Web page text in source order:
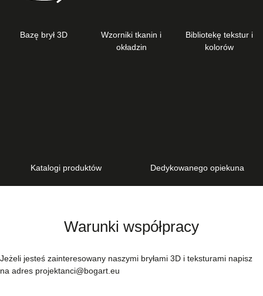
Bazę brył 3D
Wzorniki tkanin i
okładzin
Bibliotekę tekstur i
kolorów
Katalogi produktów Dedykowanego opiekuna
Warunki współpracy
Jeżeli jesteś zainteresowany naszymi bryłami 3D i teksturami napisz
na adres projektanci@bogart.eu